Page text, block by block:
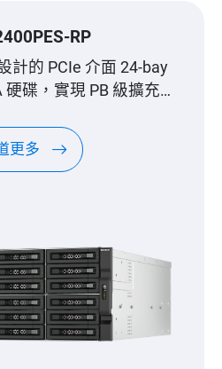
RP
計的 PCIe 介面 24-bay
碟，實現 PB 級擴充能
更多